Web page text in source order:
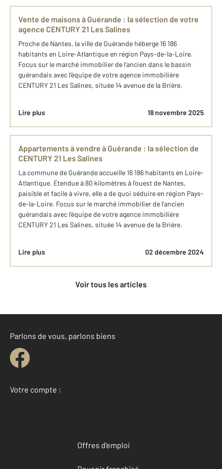
Vente de maisons à Guérande : la sélection de votre
agence CENTURY 21 Les Salines
Proche de Nantes, la ville de Guérande héberge 16 186
habitants en Loire-Atlantique en région Pays-de-la-Loire.
Focus sur le marché immobilier de l’ancien dans le bassin
guérandais avec l’équipe de votre agence immobilière
CENTURY 21 Les Salines, située 14 avenue de la Brière.
Lire plus 18 novembre 2025
Appartements à vendre à Guérande : la sélection de
CENTURY 21 Les Salines
La commune de Guérande accueille 16 186 habitants en Loire-
Atlantique. Etendue à 80 kilomètres à l’ouest de Nantes,
paisible et facile à vivre, elle a de quoi séduire en région Pays-
de-la-Loire. Focus sur le marché immobilier de l’ancien
guérandais avec l’équipe de votre agence immobilière
CENTURY 21 Les Salines, située 14 avenue de la Brière.
Lire plus 02 décembre 2024
Voir tous les articles
Parlons de vous, parlons biens
Votre compte :
Accéder à mon compte
Offres d'emploi